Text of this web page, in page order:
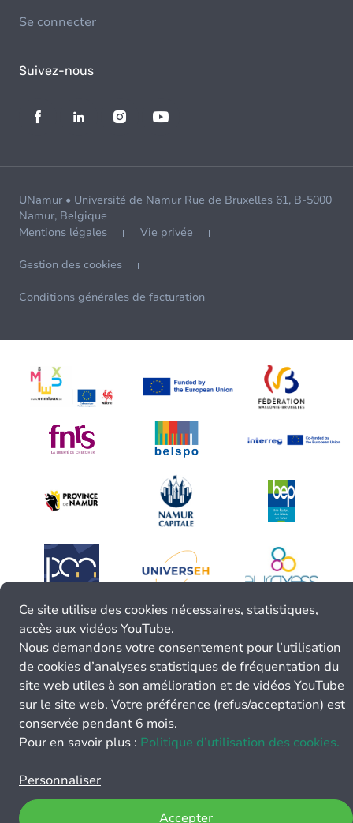
Se connecter
Suivez-nous
UNamur • Université de Namur Rue de Bruxelles 61, B-5000
Namur, Belgique
Mentions légales
Vie privée
Gestion des cookies
Conditions générales de facturation
Ce site utilise des cookies nécessaires, statistiques,
accès aux vidéos YouTube.
Nous demandons votre consentement pour l’utilisation
de cookies d’analyses statistiques de fréquentation du
site web utiles à son amélioration et de vidéos YouTube
sur le site web. Votre préférence (refus/acceptation) est
conservée pendant 6 mois.
Pour en savoir plus : Politique d’utilisation des cookies.
Personnaliser
Accepter